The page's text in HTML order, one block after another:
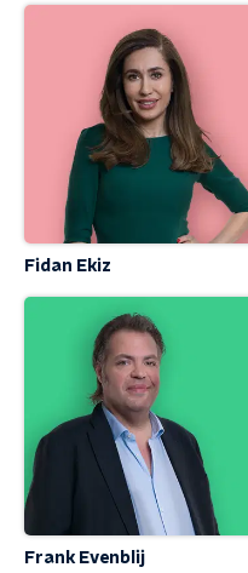
Fidan Ekiz
Frank Evenblij